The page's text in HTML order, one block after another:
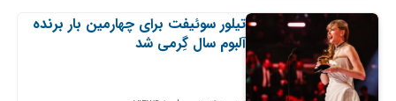
تیلور سوئیفت برای چهارمین بار برنده
آلبوم سال گِرمی شد